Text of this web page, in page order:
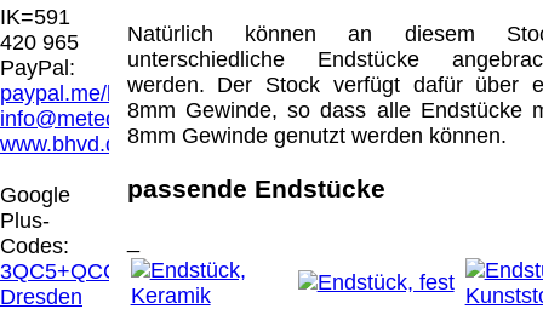
IK=591
420 965
PayPal:
paypal.me/blindenhilfsmittel
info@meteor.vision
www.bhvd.de
Google
Plus-
Codes:
3QC5+QCG
Dresden
Natürlich können an diesem
unterschiedliche Endstücke
werden. Der Stock verfügt dafür über
8mm Gewinde, so dass alle Endstücke
8mm Gewinde genutzt werden können.
passende Endstücke
Anbringung eines Links, die Inhalte der
gelinkten Seite ggf. mit zu verantworten hat.
Dieses kann nur dadurch verhindert werden,
dass man sich ausdrücklich von diesen
Inhalten distanziert. Hiermit distanzieren wir
uns ausdrücklich von allen Inhalten, aller
gelinkten Seiten auf unserer Homepage und
machen uns diese Inhalte nicht zu eigen.
Diese Erklärung gilt für alle auf unserer
Homepage angebrachten Links.
Die Europäische Kommission stellt eine
Plattform zur Online-Streitbeilegung (OS)
bereit. Die Plattform finden Sie unter